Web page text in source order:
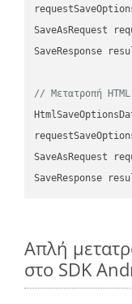
SaveAsRequest
SaveResponse
// Μετατροπή HTML
SaveAsRequest
Απλή
στο SDK